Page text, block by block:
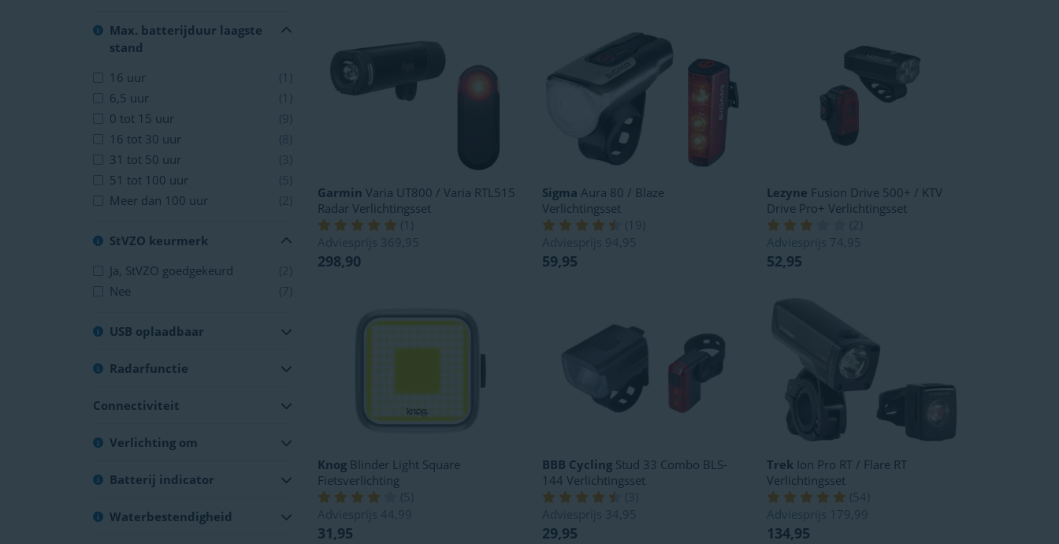
Max. batterijduur laagste
stand
16 uur
(1)
6,5 uur
(1)
0 tot 15 uur
(9)
16 tot 30 uur
(8)
31 tot 50 uur
(3)
51 tot 100 uur
(5)
Meer dan 100 uur
(2)
StVZO keurmerk
Ja, StVZO goedgekeurd
(2)
Nee
(7)
USB oplaadbaar
Radarfunctie
Connectiviteit
Verlichting om
Batterij indicator
Waterbestendigheid
Garmin Varia UT800 / Varia RTL515
Radar Verlichtingsset
(
Adviesprijs 369,95
298,90
Sigma Aura 80 / Blaze
Verlichtingsset
( 19
Adviesprijs 94,95
59,95
Lezyne Fusion Drive 500+ / KTV
Drive Pro+ Verlichtingsset
( 2
Adviesprijs 74,95
52,95
Knog Blinder Light Square
Fietsverlichting
( 5
Adviesprijs 44,99
31,95
BBB Cycling Stud 33 Combo BLS-
144 Verlichtingsset
( 3
Adviesprijs 34,95
29,95
Trek Ion Pro RT / Flare RT
Verlichtingsset
( 54
Adviesprijs
179,99
134,95